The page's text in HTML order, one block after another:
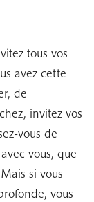
tous vos
avez cette
de
invitez vos
vous de
vous, que
si vous
vous